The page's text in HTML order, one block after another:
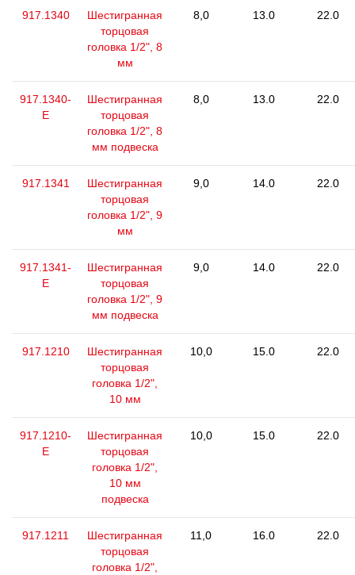
917.1340
Шестигранная
торцовая
головка 1/2", 8
мм
8,0 13.0 22.0
917.1340-
E
Шестигранная
торцовая
головка 1/2", 8
мм подвеска
8,0 13.0 22.0
917.1341
Шестигранная
торцовая
головка 1/2", 9
мм
9,0 14.0 22.0
917.1341-
E
Шестигранная
торцовая
головка 1/2", 9
мм подвеска
9,0 14.0 22.0
917.1210
Шестигранная
торцовая
головка 1/2",
10 мм
10,0 15.0 22.0
917.1210-
E
Шестигранная
торцовая
головка 1/2",
10 мм
подвеска
10,0 15.0 22.0
917.1211
Шестигранная
торцовая
головка 1/2",
11,0 16.0 22.0